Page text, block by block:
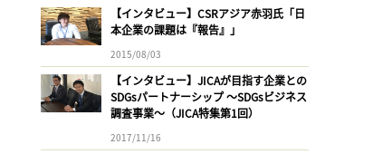
【インタビュー】CSRアジア赤羽氏「日
本企業の課題は『報告』」
2015/08/03
【インタビュー】JICAが目指す企業との
SDGsパートナーシップ 〜SDGsビジネス
調査事業〜（JICA特集第1回）
2017/11/16